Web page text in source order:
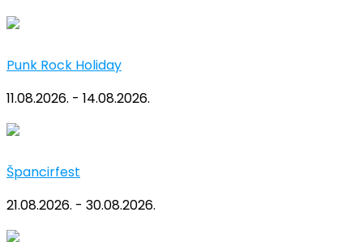
Punk Rock Holiday
11.08.2026. - 14.08.2026.
Špancirfest
21.08.2026. - 30.08.2026.